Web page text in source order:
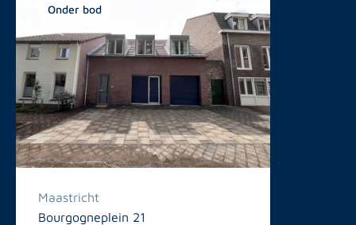
Onder bod
Maastricht
Bourgogneplein 21